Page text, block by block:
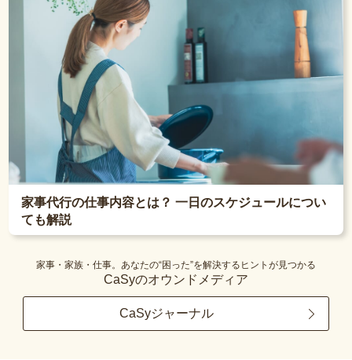
家事代行の仕事内容とは？ 一日のスケジュールについ
ても解説
家事・家族・仕事。あなたの“困った”を解決するヒントが見つかる
CaSyのオウンドメディア
CaSyジャーナル